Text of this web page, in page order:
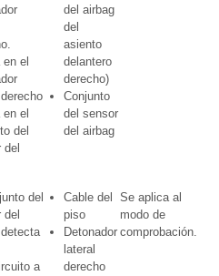
el
el
del
del
del airbag
del
asiento
delantero
derecho)
Conjunto
del sensor
del airbag
del
del
a
Cable del
piso
Detonador
lateral
derecho
Se aplica al
modo de
comprobación.